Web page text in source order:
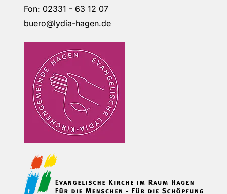
Fon: 02331 - 63 12 07
buero@lydia-hagen.de